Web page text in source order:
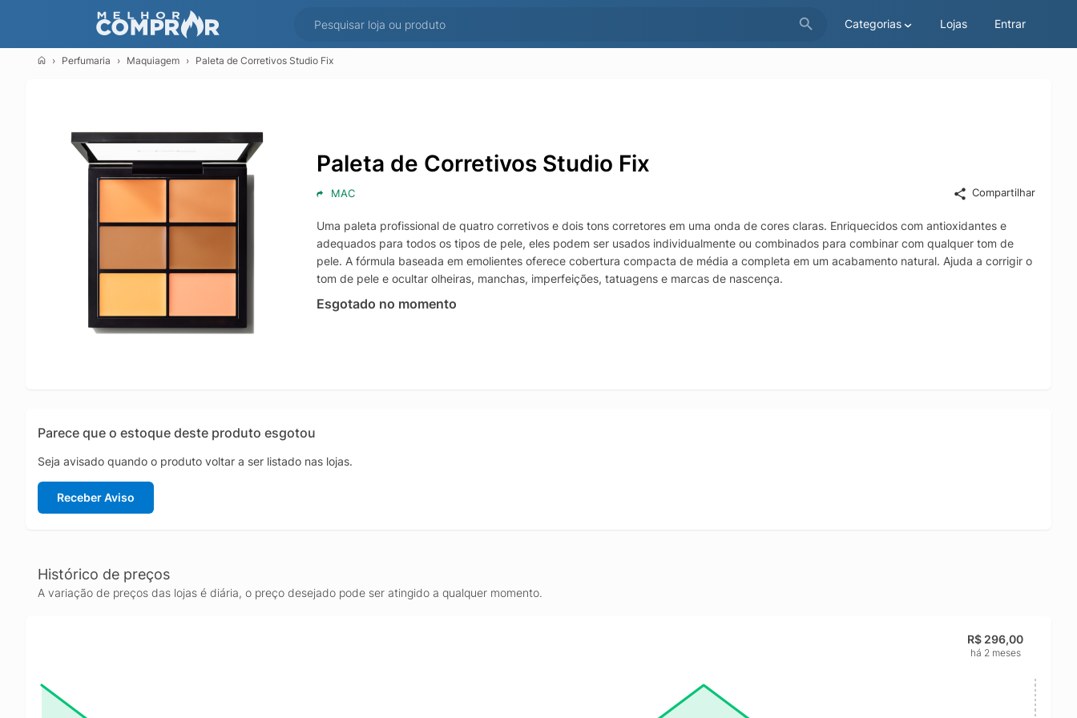
Categorias Lojas Entrar
Perfumaria Maquiagem Paleta de Corretivos Studio Fix
Paleta de Corretivos Studio Fix
MAC Compartilhar
Uma paleta profissional de quatro corretivos e dois tons corretores em uma onda de cores claras. Enriquecidos com antioxidantes e
adequados para todos os tipos de pele, eles podem ser usados individualmente ou combinados para combinar com qualquer tom de
pele. A fórmula baseada em emolientes oferece cobertura compacta de média a completa em um acabamento natural. Ajuda a corrigir o
tom de pele e ocultar olheiras, manchas, imperfeições, tatuagens e marcas de nascença.
Esgotado no momento
Parece que o estoque deste produto esgotou
Seja avisado quando o produto voltar a ser listado nas lojas.
Receber Aviso
Histórico de preços
A variação de preços das lojas é diária, o preço desejado pode ser atingido a qualquer momento.
R$ 296,00
há 2 meses